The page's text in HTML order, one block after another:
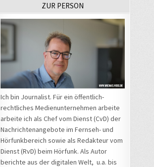
ZUR PERSON
Ich bin Journalist. Für ein öffentlich-
rechtliches Medienunternehmen arbeite
arbeite ich als Chef vom Dienst (CvD) der
Nachrichtenangebote im Fernseh- und
Hörfunkbereich sowie als Redakteur vom
Dienst (RvD) beim Hörfunk. Als Autor
berichte aus der digitalen Welt, u.a. bis